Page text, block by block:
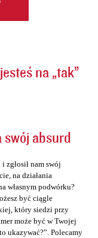
na „tak”
swój absurd
zgłosił nam swój
na działania
własnym podwórku?
być ciągle
który siedzi przy
może być w Twojej
ukazywać?”. Polecamy